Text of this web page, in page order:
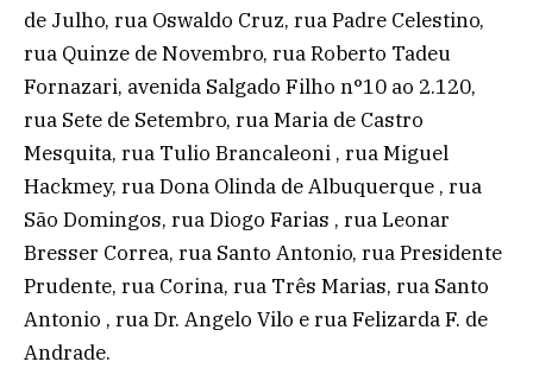
de Julho, rua Oswaldo Cruz, rua Padre Celestino,
rua Quinze de Novembro, rua Roberto Tadeu
Fornazari, avenida Salgado Filho n°10 ao 2.120,
rua Sete de Setembro, rua Maria de Castro
Mesquita, rua Tulio Brancaleoni , rua Miguel
Hackmey, rua Dona Olinda de Albuquerque , rua
São Domingos, rua Diogo Farias , rua Leonar
Bresser Correa, rua Santo Antonio, rua Presidente
Prudente, rua Corina, rua Três Marias, rua Santo
Antonio , rua Dr. Angelo Vilo e rua Felizarda F. de
Andrade.